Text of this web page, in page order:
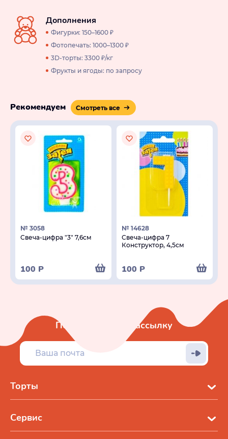
Дополнения
Фигурки: 150–1600 ₽
Фотопечать: 1000–1300 ₽
3D-торты: 3300 ₽/кг
Фрукты и ягоды: по запросу
Рекомендуем Смотреть все
№ 3058
Свеча-цифра "3" 7,6см
100 Р
№ 14628
Свеча-цифра 7
Конструктор, 4,5см
100 Р
Торты
Сервис
Подписаться на рассылку